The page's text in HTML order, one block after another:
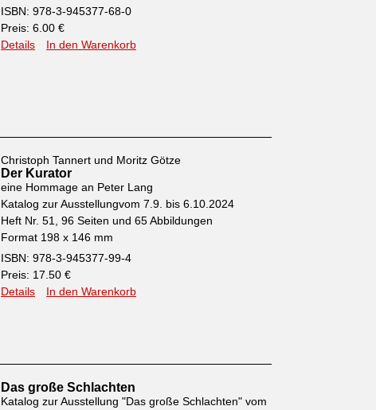
ISBN: 978-3-945377-68-0
Preis: 6.00 €
Details
In den Warenkorb
Christoph Tannert und Moritz Götze
Der Kurator
eine Hommage an Peter Lang
Katalog zur Ausstellungvom 7.9. bis 6.10.2024
Heft Nr. 51, 96 Seiten und 65 Abbildungen
Format 198 x 146 mm
ISBN: 978-3-945377-99-4
Preis: 17.50 €
Details
In den Warenkorb
Das große Schlachten
Katalog zur Ausstellung "Das große Schlachten" vom